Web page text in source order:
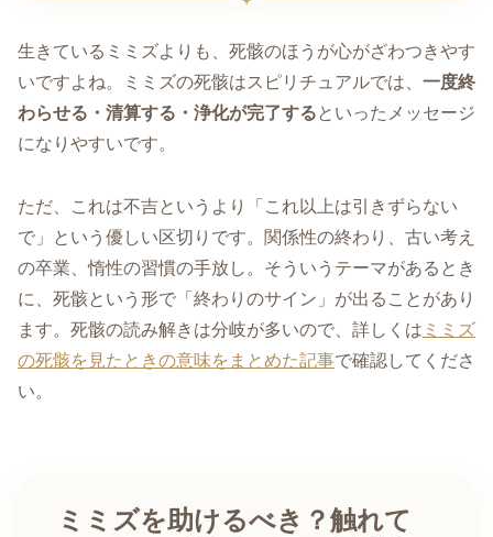
生きているミミズよりも、死骸のほうが心がざわつきやす
いですよね。ミミズの死骸はスピリチュアルでは、 一度終
わらせる・清算する・浄化が完了するといったメッセージ
になりやすいです。
ただ、これは不吉というより「これ以上は引きずらない
で」という優しい区切りです。関係性の終わり、古い考え
の卒業、惰性の習慣の手放し。そういうテーマがあるとき
に、死骸という形で「終わりのサイン」が出ることがあり
ます。死骸の読み解きは分岐が多いので、詳しくは ミミズ
の死骸を見たときの意味をまとめた記事で確認してくださ
い。
ミミズを助けるべき？触れて